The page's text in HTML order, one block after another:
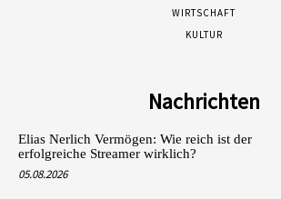
WIRTSCHAFT
KULTUR
Nachrichten
Elias Nerlich Vermögen: Wie reich ist der
erfolgreiche Streamer wirklich?
05.08.2026